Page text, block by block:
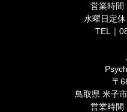
営業時間
水曜日定休
TEL｜
〒
鳥取県 米子
営業時間